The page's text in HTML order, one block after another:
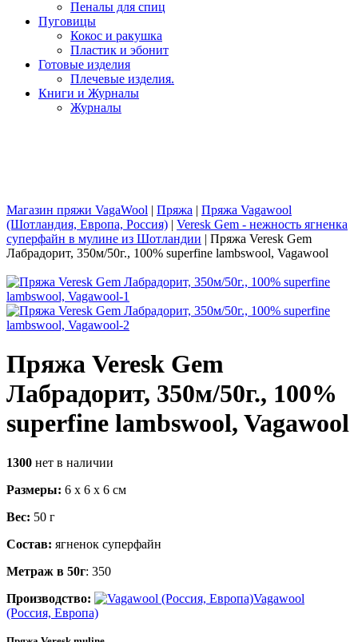
Пеналы для спиц
Пуговицы
Кокос и ракушка
Пластик и эбонит
Готовые изделия
Плечевые изделия.
Книги и Журналы
Журналы
Магазин пряжи VagaWool | Пряжа | Пряжа Vagawool
(Шотландия, Европа, Россия) | Veresk Gem - нежность ягненка
суперфайн в мулине из Шотландии | Пряжа Veresk Gem
Лабрадорит, 350м/50г., 100% superfine lambswool, Vagawool
Пряжа Veresk Gem
Лабрадорит, 350м/50г., 100%
superfine lambswool, Vagawool
1300 нет в наличии
Размеры: 6 x 6 x 6 cм
Вес: 50 г
Состав: ягненок суперфайн
Метраж в 50г: 350
Производство:
Vagawool
(Россия, Европа)